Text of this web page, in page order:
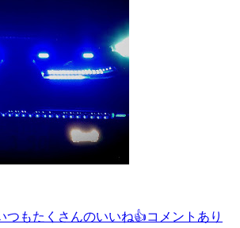
つもたくさんのいいね👍コメントあり